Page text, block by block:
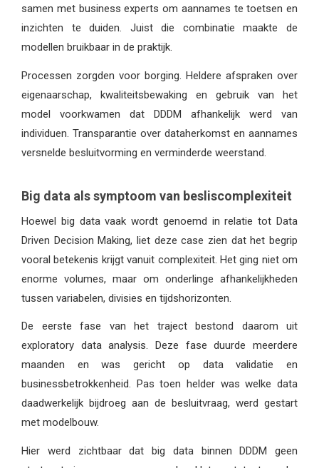
samen met business experts om aannames te toetsen en
inzichten te duiden. Juist die combinatie maakte de
modellen bruikbaar in de praktijk.
Processen zorgden voor borging. Heldere afspraken over
eigenaarschap, kwaliteitsbewaking en gebruik van het
model voorkwamen dat DDDM afhankelijk werd van
individuen. Transparantie over dataherkomst en aannames
versnelde besluitvorming en verminderde weerstand.
Big data als symptoom van besliscomplexiteit
Hoewel big data vaak wordt genoemd in relatie tot Data
Driven Decision Making, liet deze case zien dat het begrip
vooral betekenis krijgt vanuit complexiteit. Het ging niet om
enorme volumes, maar om onderlinge afhankelijkheden
tussen variabelen, divisies en tijdshorizonten.
De eerste fase van het traject bestond daarom uit
exploratory data analysis. Deze fase duurde meerdere
maanden en was gericht op data validatie en
businessbetrokkenheid. Pas toen helder was welke data
daadwerkelijk bijdroeg aan de besluitvraag, werd gestart
met modelbouw.
Hier werd zichtbaar dat big data binnen DDDM geen